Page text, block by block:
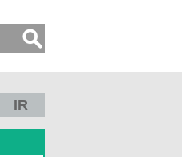
IR